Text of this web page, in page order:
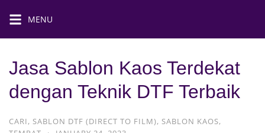
MENU
Jasa Sablon Kaos Terdekat
dengan Teknik DTF Terbaik
CARI, SABLON DTF (DIRECT TO FILM), SABLON KAOS,